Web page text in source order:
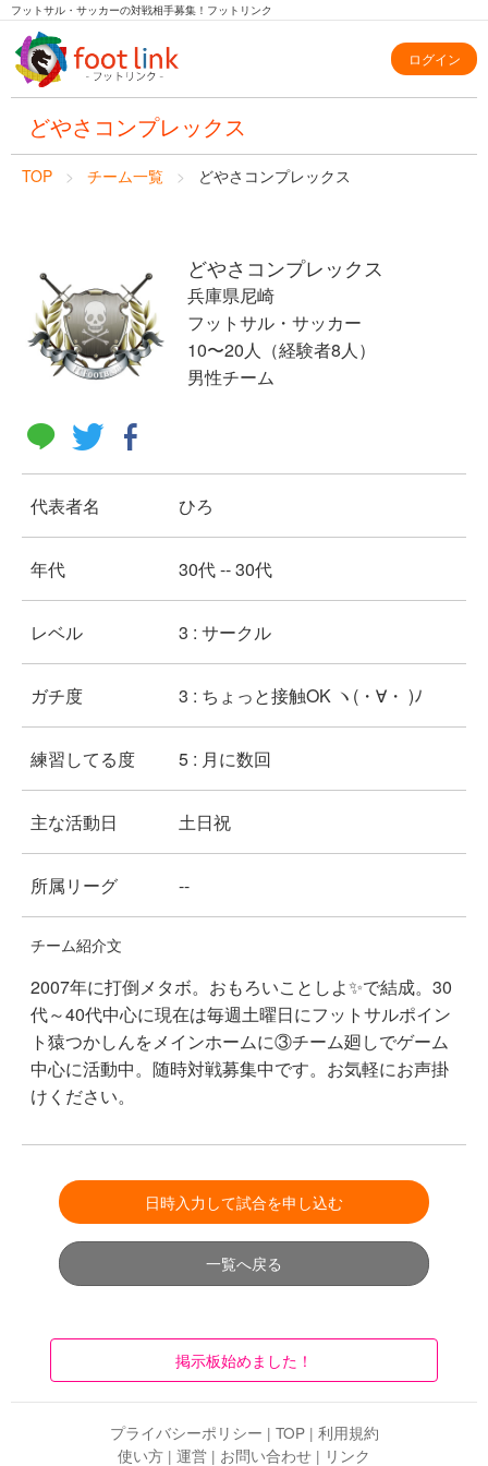
フットサル・サッカーの対戦相手募集！フットリンク
ログイン
どやさコンプレックス
TOP チーム一覧 どやさコンプレックス
どやさコンプレックス
兵庫県尼崎
フットサル・サッカー
10〜20人（経験者8人）
男性チーム
代表者名 ひろ
年代 30代 -- 30代
レベル 3 : サークル
ガチ度 3 : ちょっと接触OK ヽ(・∀・ )ﾉ
練習してる度 5 : 月に数回
主な活動日 土日祝
所属リーグ --
チーム紹介文
2007年に打倒メタボ。おもろいことしよ✨で結成。30
代～40代中心に現在は毎週土曜日にフットサルポイン
ト猿つかしんをメインホームに③チーム廻しでゲーム
中心に活動中。随時対戦募集中です。お気軽にお声掛
けください。
日時入力して試合を申し込む
一覧へ戻る
掲示板始めました！
プライバシーポリシー | TOP| 利用規約
使い方 | 運営 | お問い合わせ | リンク